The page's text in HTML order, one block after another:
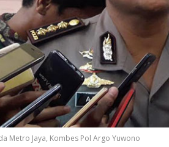
Metro Jaya, Kombes Pol Argo Yuwono